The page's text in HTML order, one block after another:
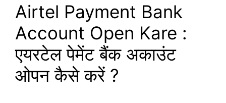
Airtel Payment Bank
Account Open Kare :
एयरटेल पेमेंट बैंक अकाउंट
ओपन कैसे करें ?